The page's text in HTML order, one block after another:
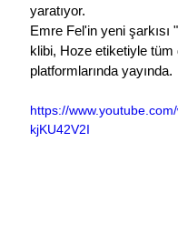
yaratıyor.
Emre Fel'in yeni şarkısı
klibi, Hoze etiketiyle tüm
platformlarında yayında.
https://
kjKU42V2I